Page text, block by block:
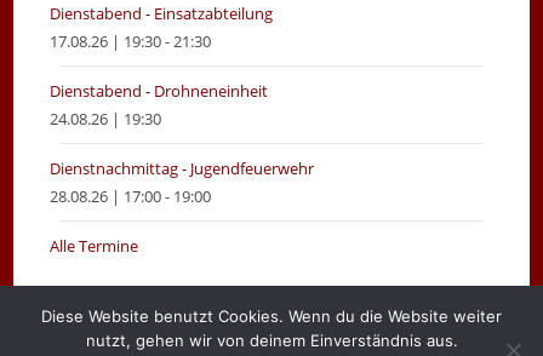
Dienstabend - Einsatzabteilung
17.08.26 | 19:30 - 21:30
Dienstabend - Drohneneinheit
24.08.26 | 19:30
Dienstnachmittag - Jugendfeuerwehr
28.08.26 | 17:00 - 19:00
Alle Termine
Gemeinde Moormerland Impressum Login
Diese Website benutzt Cookies. Wenn du die Website weiter
nutzt, gehen wir von deinem Einverständnis aus.